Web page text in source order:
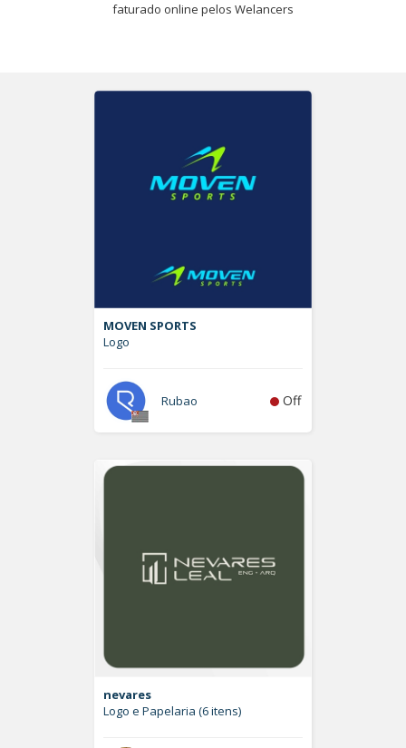
faturado online pelos Welancers
MOVEN SPORTS
Logo
Rubao Off
nevares
Logo e Papelaria (6 itens)